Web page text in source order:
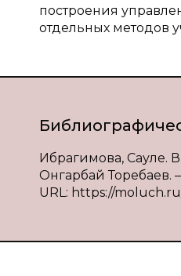
построения
отдельных методов
Ибрагимова, Сауле.
Онгарбай Торебаев.
URL: https://